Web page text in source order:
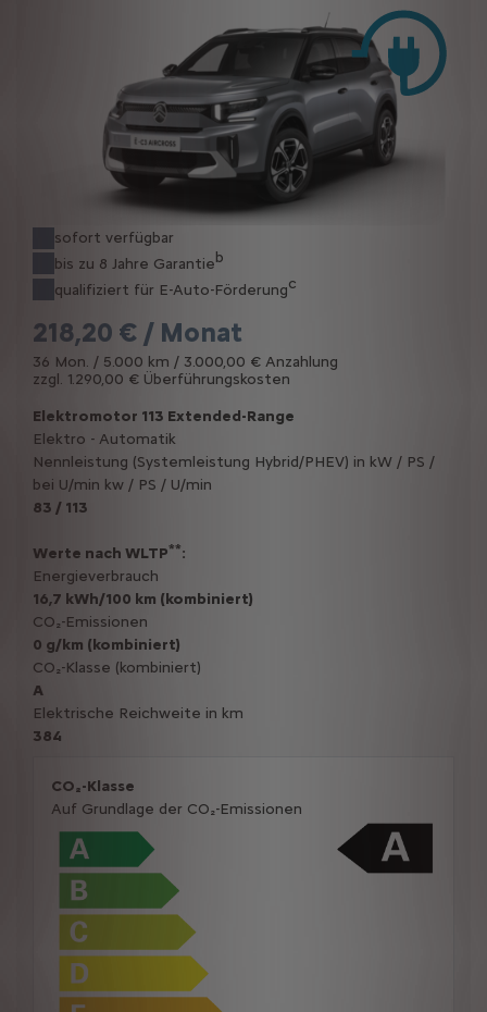
sofort verfügbar
bis zu 8 Jahre Garantieb
qualifiziert für E-Auto-Förderungc
218,20 € / Monat
36 Mon. / 5.000 km / 3.000,00 € Anzahlung
zzgl. 1.290,00 € Überführungskosten
Elektromotor 113 Extended-Range
Elektro - Automatik
Nennleistung (Systemleistung Hybrid/PHEV) in kW / PS /
bei U/min kw / PS / U/min
83 / 113
Werte nach WLTP**:
Energieverbrauch
16,7 kWh/100 km (kombiniert)
CO₂-Emissionen
0 g/km (kombiniert)
CO₂-Klasse (kombiniert)
A
Elektrische Reichweite in km
384
CO₂-Klasse
Auf Grundlage der CO₂-Emissionen